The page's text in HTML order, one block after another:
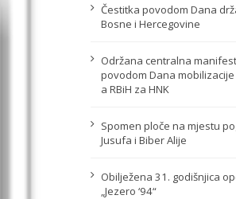
Čestitka povodom Dana
Bosne i Hercegovine
Održana centralna
povodom Dana mobilizacije
a RBiH za HNK
Spomen ploče na mjestu
Jusufa i Biber Alije
Obilježena 31. godišnjica
„Jezero ‘94“